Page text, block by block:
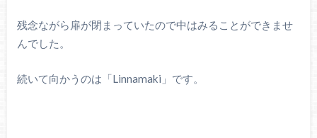
残念ながら扉が閉まっていたので中はみることができませ
んでした。
続いて向かうのは「Linnamaki」です。